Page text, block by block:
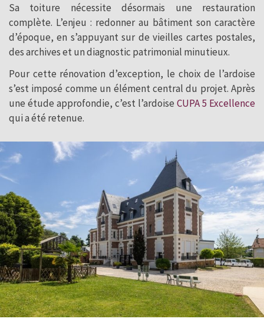
Sa toiture nécessite désormais une restauration
complète. L’enjeu : redonner au bâtiment son caractère
d’époque, en s’appuyant sur de vieilles cartes postales,
des archives et un diagnostic patrimonial minutieux.
Pour cette rénovation d’exception, le choix de l’ardoise
s’est imposé comme un élément central du projet. Après
une étude approfondie, c’est l’ardoise CUPA 5 Excellence
qui a été retenue.